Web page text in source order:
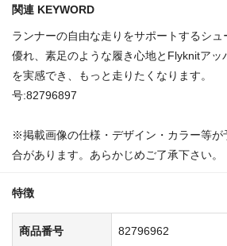
関連 KEYWORD
ランナーの自由な走りをサポートするシュ
優れ、素足のような履き心地とFlyknitアッ
を実感でき、もっと走りたくなりま
号:82796897
※掲載画像の仕様・デザイン・カラー等が
合があります。あらかじめご了承下さい。
特徴
商品番号 82796962